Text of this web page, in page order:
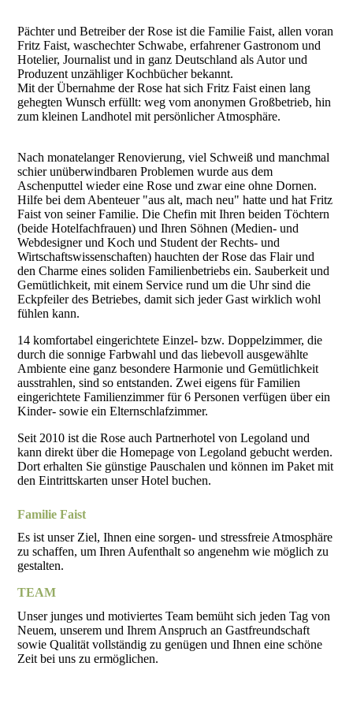
Pächter und Betreiber der Rose ist die Familie Faist, allen voran
Fritz Faist, waschechter Schwabe, erfahrener Gastronom und
Hotelier, Journalist und in ganz Deutschland als Autor und
Produzent unzähliger Kochbücher bekannt.
Mit der Übernahme der Rose hat sich Fritz Faist einen lang
gehegten Wunsch erfüllt: weg vom anonymen Großbetrieb, hin
zum kleinen Landhotel mit persönlicher Atmosphäre.
Nach monatelanger Renovierung, viel Schweiß und manchmal
schier unüberwindbaren Problemen wurde aus dem
Aschenputtel wieder eine Rose und zwar eine ohne Dornen.
Hilfe bei dem Abenteuer "aus alt, mach neu" hatte und hat Fritz
Faist von seiner Familie. Die Chefin mit Ihren beiden Töchtern
(beide Hotelfachfrauen) und Ihren Söhnen (Medien- und
Webdesigner und Koch und Student der Rechts- und
Wirtschaftswissenschaften) hauchten der Rose das Flair und
den Charme eines soliden Familienbetriebs ein. Sauberkeit und
Gemütlichkeit, mit einem Service rund um die Uhr sind die
Eckpfeiler des Betriebes, damit sich jeder Gast wirklich wohl
fühlen kann.
14 komfortabel eingerichtete Einzel- bzw. Doppelzimmer, die
durch die sonnige Farbwahl und das liebevoll ausgewählte
Ambiente eine ganz besondere Harmonie und Gemütlichkeit
ausstrahlen, sind so entstanden. Zwei eigens für Familien
eingerichtete Familienzimmer für 6 Personen verfügen über ein
Kinder- sowie ein Elternschlafzimmer.
Seit 2010 ist die Rose auch Partnerhotel von Legoland und
kann direkt über die Homepage von Legoland gebucht werden.
Dort erhalten Sie günstige Pauschalen und können im Paket mit
den Eintrittskarten unser Hotel buchen.
Familie Faist
Es ist unser Ziel, Ihnen eine sorgen- und stressfreie Atmosphäre
zu schaffen, um Ihren Aufenthalt so angenehm wie möglich zu
gestalten.
TEAM
Unser junges und motiviertes Team bemüht sich jeden Tag von
Neuem, unserem und Ihrem Anspruch an Gastfreundschaft
sowie Qualität vollständig zu genügen und Ihnen eine schöne
Zeit bei uns zu ermöglichen.